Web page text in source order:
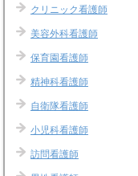
クリニック看護師
美容外科看護師
保育園看護師
精神科看護師
自衛隊看護師
小児科看護師
訪問看護師